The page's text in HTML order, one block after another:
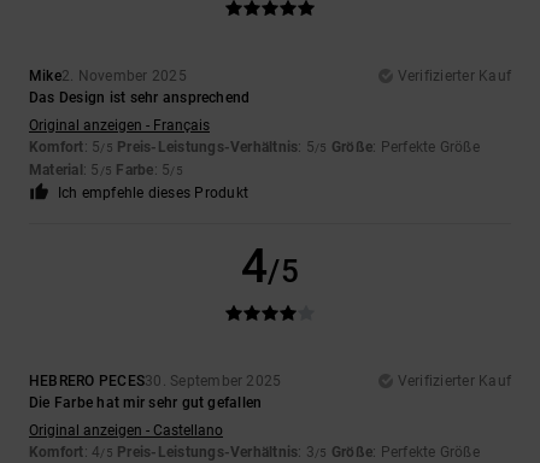
Mike2. November 2025
Verifizierter Kauf
Das Design ist sehr ansprechend
Original anzeigen - Français
Komfort: 5/5 Preis-Leistungs-Verhältnis: 5/5 Größe: Perfekte Größe
Material : 5 /5 Farbe: 5/5
Ich empfehle dieses Produkt
4/5
HEBRERO PECES30. September 2025
Verifizierter Kauf
Die Farbe hat mir sehr gut gefallen
Original anzeigen - Castellano
Komfort: 4/5 Preis-Leistungs-Verhältnis: 3/5 Größe: Perfekte Größe